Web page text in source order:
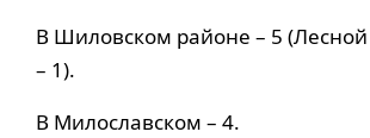
В Шиловском районе – 5
– 1).
В Милославском – 4.